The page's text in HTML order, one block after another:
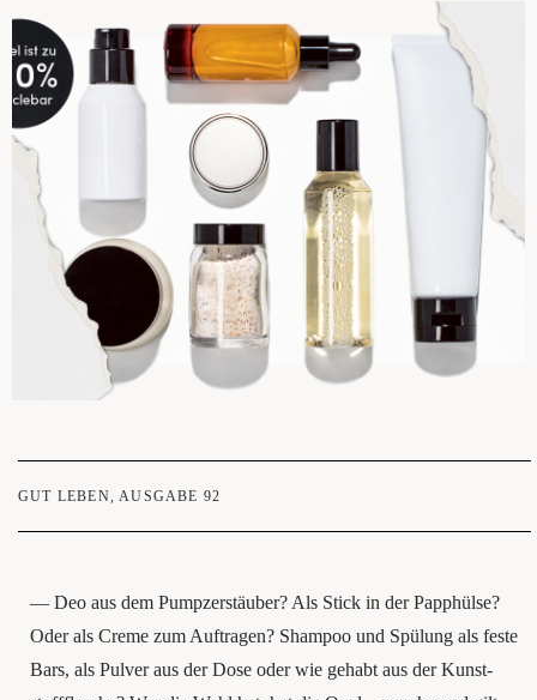
GUT LEBEN AUSGABE 92
— Deo aus dem Pump­zer­stäu­ber? Als Stick in der Papphülse?
Oder als Creme zum Auf­tra­gen? Sham­poo und Spülung als fes­te
Bars, als Pul­ver aus der Dose oder wie gehabt aus der Kunst­